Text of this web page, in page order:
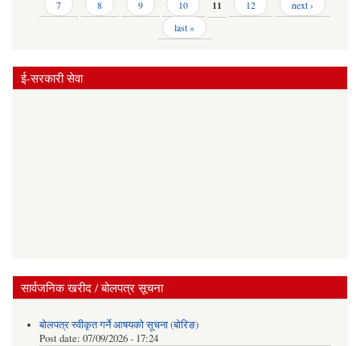
7
8 9 10 11 12
next ›
last »
ई-सरकारी सेवा
सार्वजनिक खरीद / बोलपत्र सूचना
बोलपत्र स्वीकृत गर्ने आषयको सूचना (बोरिङ)
Post date: 07/09/2026 - 17:24